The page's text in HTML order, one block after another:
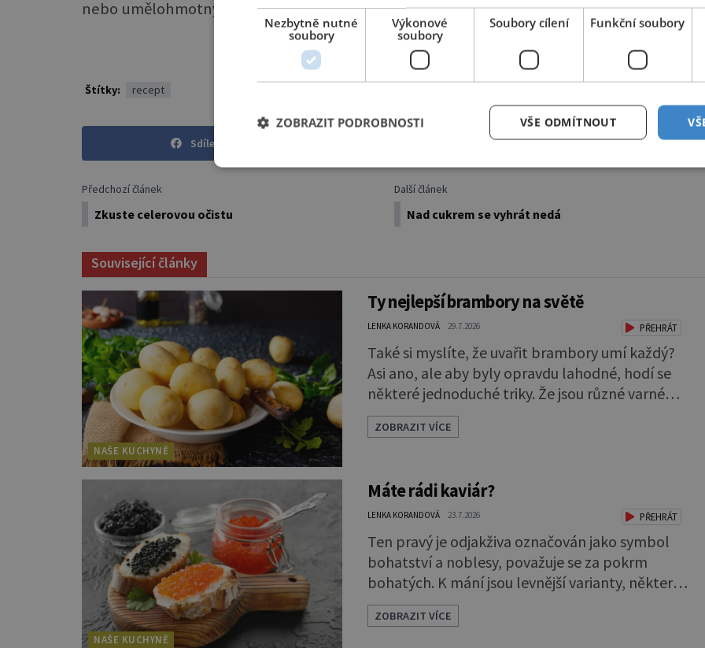
nebo umělohmotným ozdobným párátkem.
PŘEHRÁT ČLÁNEK
Štítky: recept
Sdílet na Facebooku Sdílet na Twitteru
Předchozí článek
Zkuste celerovou očistu
Další článek
Nad cukrem se vyhrát nedá
Související články
NAŠE KUCHYNĚ
Ty nejlepší brambory na světě
LENKA KORANDOVÁ 29.7.2026 PŘEHRÁT
Také si myslíte, že uvařit brambory umí každý?
Asi ano, ale aby byly opravdu lahodné, hodí se
některé jednoduché triky. Že jsou různé varné
typy od A, tedy na saláty, po D na kaši, určitě víte,
takže vyberete podle toho, co chcete právě
brambory nakrájené na kousky a dají vařit.
Brambor
ZOBRAZIT VÍCE
NAŠE KUCHYNĚ
Máte rádi kaviár?
LENKA KORANDOVÁ 23.7.2026 PŘEHRÁT
Ten pravý je odjakživa označován jako symbol
bohatství a noblesy, považuje se za pokrm
bohatých. K mání jsou levnější varianty, některé
jsou ale dobarvovány a obsahují aditiva. Kaviár
jsou jikry vybraných druhů ryb. Je to zdravá
ZOBRAZIT VÍCE
Nezbytně nutné
soubory
Výkonové
soubory
Soubory cílení Funkční soubory
VŠE ODMÍTNOUT
ZOBRAZIT PODROBNOSTI